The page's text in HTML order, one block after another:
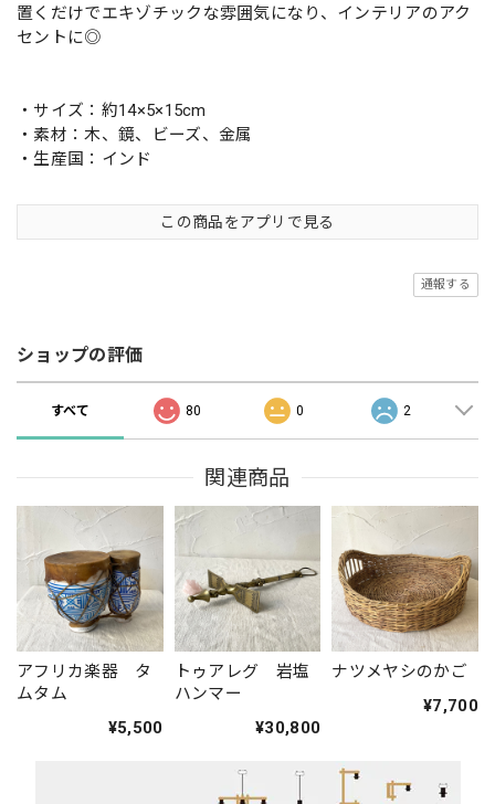
置くだけでエキゾチックな雰囲気になり、インテリアのアク
セントに◎
・サイズ：約14×5×15cm
・素材：木、鏡、ビーズ、金属
・生産国：インド
この商品をアプリで見る
通報する
ショップの評価
すべて 80 0 2
関連商品
アフリカ楽器 タ
ムタム
¥5,500
トゥアレグ 岩塩
ハンマー
¥30,800
ナツメヤシのかご
¥7,700